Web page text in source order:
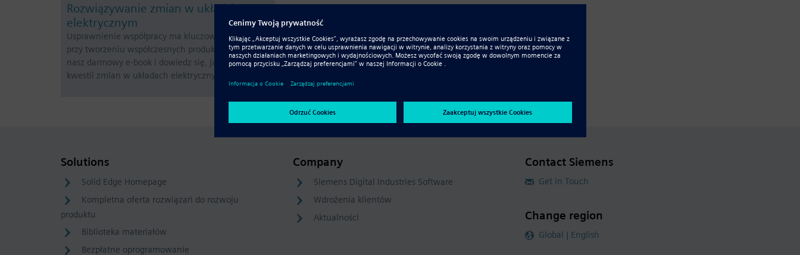
Rozwiązywanie zmian w układzie
elektrycznym
Usprawnienie współpracy ma kluczowe znaczenie
przy tworzeniu współczesnych produktów. Pobierz
nasz darmowy e-book i dowiedz się, jak podejść do
kwestii zmian w układach elektrycznych.
Solutions
Solid Edge Homepage
Kompletna oferta rozwiązań do rozwoju
produktu
Biblioteka materiałów
Bezpłatne oprogramowanie
Company
Siemens Digital Industries Software
Wdrożenia klientów
Aktualności
Contact Siemens
Get in Touch
Change region
Global | English